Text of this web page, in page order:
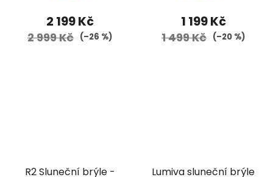
2 199 Kč
2 999 Kč (–26 %)
1 199 Kč
1 499 Kč (–20 %)
R2 Sluneční brýle - Lumiva sluneční brýle